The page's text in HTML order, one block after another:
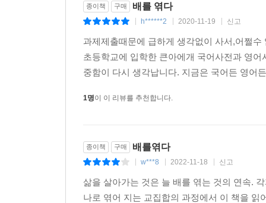
이름 따위 남지 않아도 좋다. 편집부에 있던 흔적
것은 좋은 사전을 완성하는 일이다.
누군가의 열정에는 열정으로 응할 것. 지금까지
본문 중에서
것처럼. 하지만 이 세상에는 여전히 많은 ‘마지
웃음과 눈물, 설렘과 감동을 이끌어내는 섬세한 문
표현의 신, 미우라 시온의 새로운 경지
작가 미우라 시온의 가장 큰 장점은 구체적인 표
종이책 구매 배를 엮다
h******2 2020-11-19 신고
과제제출때문에 급하게 생각없이 사서,어쩔
초등학교에 입학한 큰아에개 국어사전과 영
중함이 다시 생각납니다. 지금은 국어든 영어
1명이 이 리뷰를 추천합니다.
종이책 구매 배를엮다
w***8 2022-11-18 신고
삶을 살아가는 것은 늘 배를 엮는 것의 연속.
나로 엮어 지는 교집합의 과정에서 이 책을